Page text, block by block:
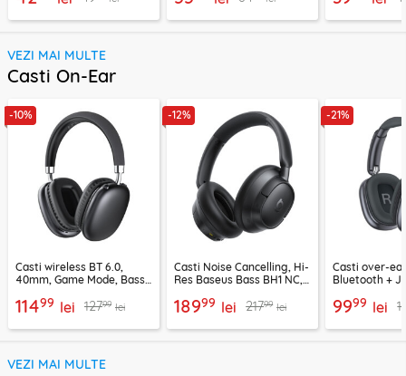
VEZI MAI MULTE
Casti On-Ear
-10%
Casti wireless BT 6.0,
40mm, Game Mode, Bass
11499 lei 12799 lei
-12%
Casti Noise Cancelling, Hi-
Res Baseus Bass BH1 NC,
18999 lei 21799 lei
-21%
Casti over-
Bluetooth +
9999 lei
VEZI MAI MULTE